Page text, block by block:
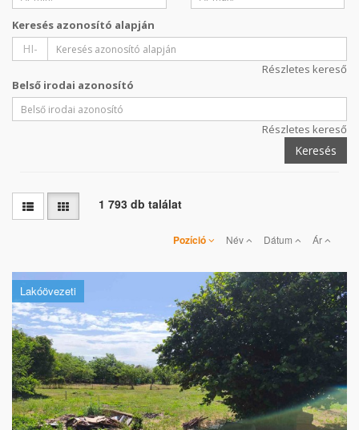
Keresés azonosító alapján
HI-
Részletes kereső
Belső irodai azonosító
Részletes kereső
Keresés
1 793 db találat
Pozíció Név Dátum Ár
Lakóövezeti